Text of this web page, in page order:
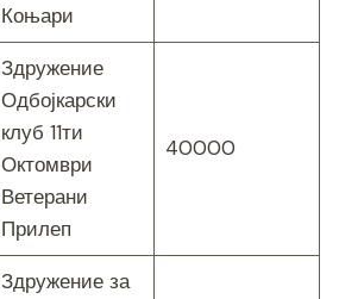
Коњари
Здружение
Одбојкарски
клуб 11ти
Октомври
Ветерани
Прилеп
40000
Здружение за